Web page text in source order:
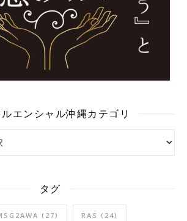
エンシャル沖縄カテゴリ
タグ
(27) RAS (24)